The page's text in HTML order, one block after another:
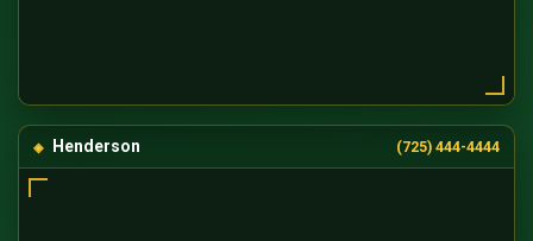
Henderson (725) 444-4444